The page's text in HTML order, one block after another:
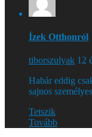
Ízek Otthonról
tiborszulyak 12
Habár eddig
sajnos
Tetszik
Tovább